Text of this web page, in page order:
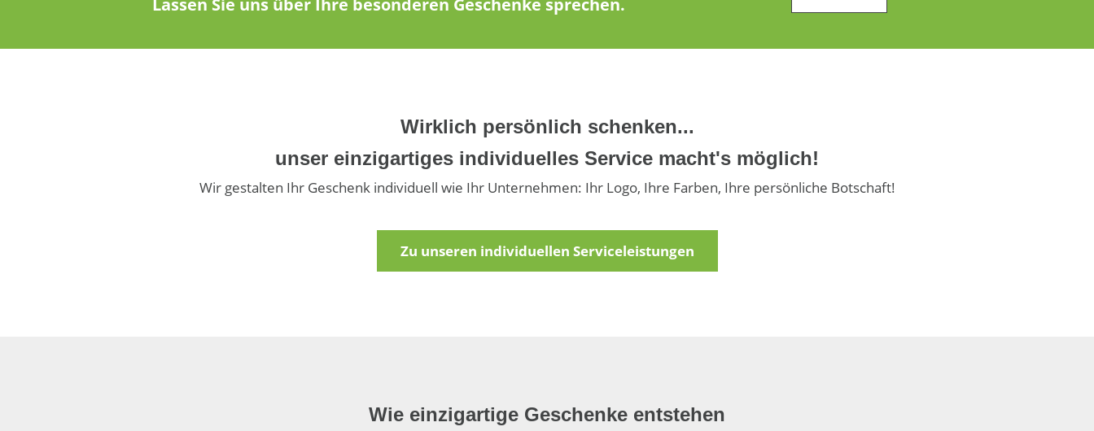
Wirklich persönlich schenken...
unser einzigartiges individuelles Service macht's möglich!
Wir gestalten Ihr Geschenk individuell wie Ihr Unternehmen: Ihr Logo, Ihre Farben, Ihre persönliche Botschaft!
Zu unseren individuellen Serviceleistungen
Wie einzigartige Geschenke entstehen